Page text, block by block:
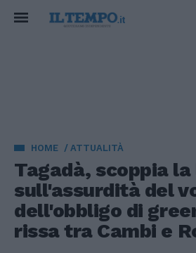
HOME ATTUALITÀ
Tagadà, scoppia
sull'assurdità del
dell'obbligo di
rissa tra Cambi e